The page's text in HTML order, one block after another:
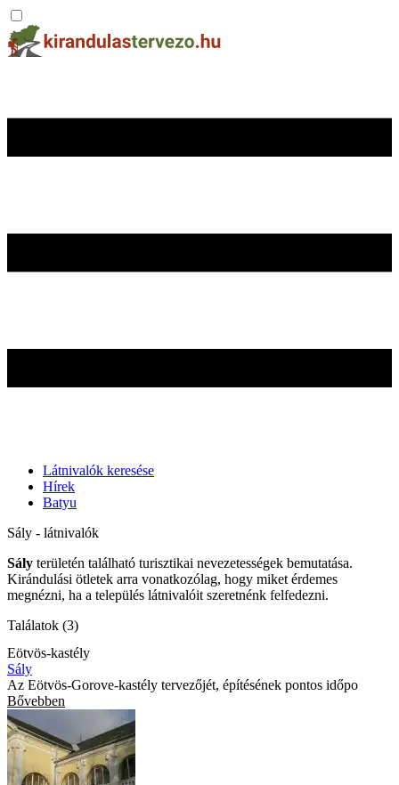
Látnivalók keresése
Hírek
Batyu
Sály - látnivalók
Sály területén található turisztikai nevezetességek bemutatása.
Kirándulási ötletek arra vonatkozólag, hogy miket érdemes
megnézni, ha a település látnivalóit szeretnénk felfedezni.
Találatok (3)
Eötvös-kastély
Sály
Az Eötvös-Gorove-kastély tervezőjét, építésének pontos időpo
Bővebben